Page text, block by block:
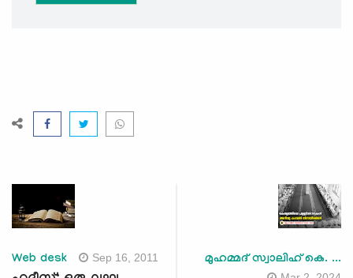
Web desk Sep 16, 2011 മുഹമ്മദ് സ്വാലിഹ് കെ. ...